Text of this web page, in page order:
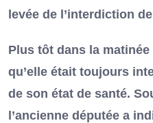
levée de l’interdiction
Plus tôt dans la
qu’elle était toujours
de son état de santé.
l’ancienne députée a